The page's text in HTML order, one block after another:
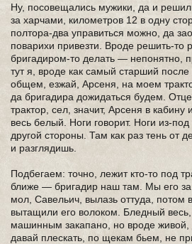
Ну, посовещались мужики, да и
за харчами, километров 12 в одну
полтора-два управиться можно, да
поварихи привезти. Вроде решить-то
бригадиром-то делать — непонятно,
тут я, вроде как самый старший
общем, езжай, Арсеня, на моем
да бригадира дожидаться будем.
трактор, сел, значит, Арсеня в кабину
весь белый. Ноги говорит. Ноги из-под
другой стороны. Там как раз тень от
и разглядишь.
Подбегаем: точно, лежит кто-то под
ближе — бригадир наш там. Мы его за
мол, Савельич, вылазь оттуда, потом
вытащили его волоком. Бледный
машинным закапано, но вроде
давай плескать, по щекам бьем, не